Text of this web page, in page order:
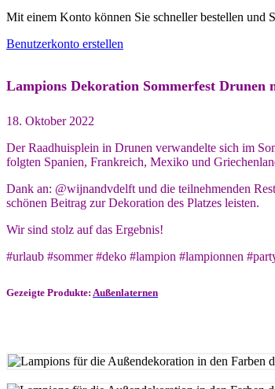
Mit einem Konto können Sie schneller bestellen und
Benutzerkonto erstellen
Lampions Dekoration Sommerfest
18. Oktober 2022
Der Raadhuisplein in Drunen verwandelte sich im
folgten Spanien, Frankreich, Mexiko und
Dank an: @wijnandvdelft und die teilnehmenden
schönen Beitrag zur Dekoration des Platzes leisten.
Wir sind stolz auf das Ergebnis!
#urlaub #sommer #deko #lampion #lampionnen
Gezeigte Produkte: Außenlaternen